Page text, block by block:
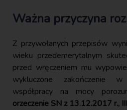
Ważna przyczyna
Z przywołanych przepisów
wieku przedemerytalnym
przed wręczeniem mu
wykluczone zakończenie
współpracy na mocy
orzeczenie SN z 13.12.2017 r.,